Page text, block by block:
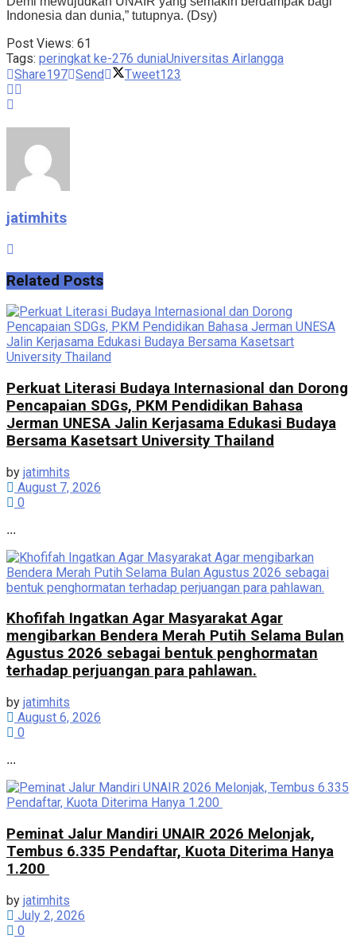
Indonesia dan dunia,” tutupnya. (Dsy)
Post Views: 61
Tags: peringkat ke-276 duniaUniversitas Airlangga
Share197 Send Tweet123
jatimhits
Related Posts
Perkuat Literasi Budaya Internasional dan Dorong
Pencapaian SDGs, PKM Pendidikan Bahasa
Jerman UNESA Jalin Kerjasama Edukasi Budaya
Bersama Kasetsart University Thailand
by jatimhits
August 7, 2026
0
...
Khofifah Ingatkan Agar Masyarakat Agar
mengibarkan Bendera Merah Putih Selama Bulan
Agustus 2026 sebagai bentuk penghormatan
terhadap perjuangan para pahlawan.
by jatimhits
August 6, 2026
0
...
Peminat Jalur Mandiri UNAIR 2026 Melonjak,
Tembus 6.335 Pendaftar, Kuota Diterima Hanya
1.200
by jatimhits
July 2, 2026
0